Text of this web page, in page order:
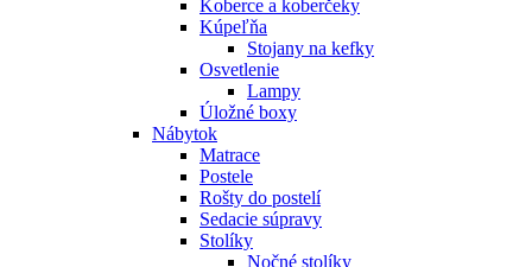
Koberce a koberčeky
Kúpeľňa
Stojany na kefky
Osvetlenie
Lampy
Úložné boxy
Nábytok
Matrace
Postele
Rošty do postelí
Sedacie súpravy
Stolíky
Nočné stolíky